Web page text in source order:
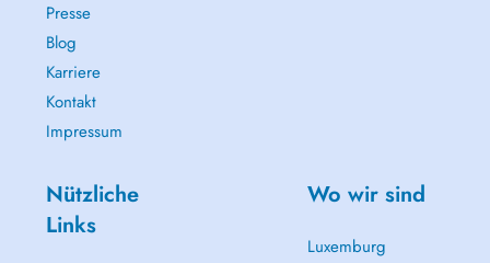
Presse
Blog
Karriere
Kontakt
Impressum
Nützliche
Links
Wo wir sind
Luxemburg